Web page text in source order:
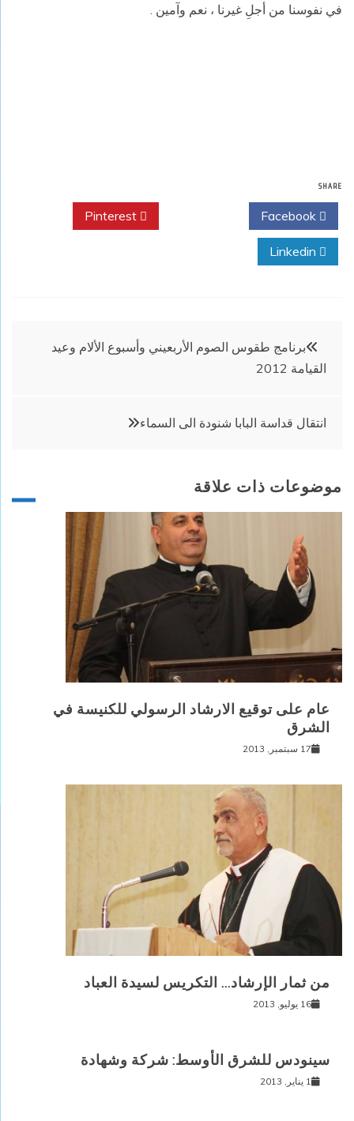
في نفوسنا من أجلِ غيرنا ، نعم وآمين .
SHARE
تصفّح
المقالات
برنامج طقوس الصوم الأربعيني وأسبوع الألام وعيد
القيامة 2012
انتقال قداسة البابا شنودة الى السماء
موضوعات ذات علاقة
عام على توقيع الارشاد الرسولي للكنيسة في
الشرق
17 سبتمبر, 2013
من ثمار الإرشاد… التكريس لسيدة العباد
16 يوليو, 2013
سينودس للشرق الأوسط: شركة وشهادة
1 يناير, 2013